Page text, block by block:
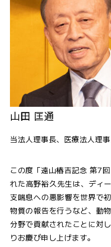
山田 匡通
当法人理事長、医療法人理
この度「遠山椿吉記念 第7
れた高野裕久先生は、ディ
支喘息への悪影響を世界で
物質の報告を行うなど、動
分野で貢献されたことに対
りお慶び申し上げます。